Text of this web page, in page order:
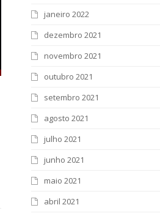
janeiro 2022
dezembro 2021
novembro 2021
outubro 2021
setembro 2021
agosto 2021
julho 2021
junho 2021
maio 2021
abril 2021